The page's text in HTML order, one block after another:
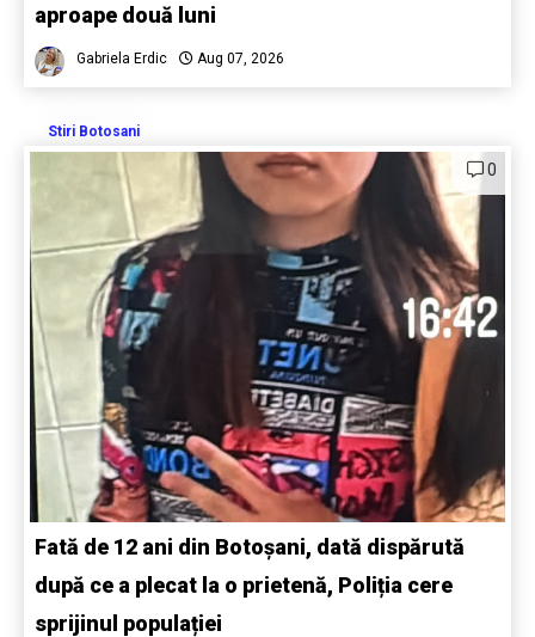
aproape două luni
Gabriela Erdic Aug 07, 2026
Stiri Botosani
0
Fată de 12 ani din Botoșani, dată dispărută
după ce a plecat la o prietenă, Poliția cere
sprijinul populației